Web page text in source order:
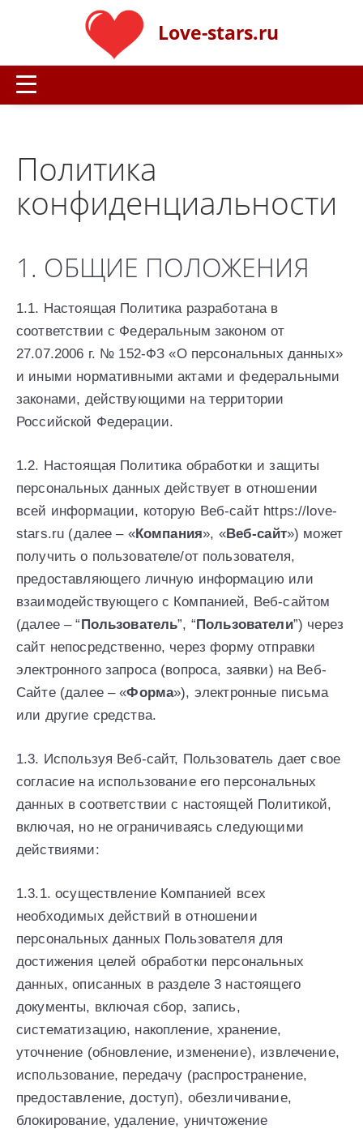
Love-stars.ru
Политика
конфиденциальности
1. ОБЩИЕ ПОЛОЖЕНИЯ
1.1. Настоящая Политика разработана в
соответствии с Федеральным законом от
27.07.2006 г. № 152-ФЗ «О персональных данных»
и иными нормативными актами и федеральными
законами, действующими на территории
Российской Федерации.
1.2. Настоящая Политика обработки и защиты
персональных данных действует в отношении
всей информации, которую Веб-сайт https://love-
stars.ru (далее – «Компания», «Веб-сайт») может
получить о пользователе/от пользователя,
предоставляющего личную информацию или
взаимодействующего с Компанией, Веб-сайтом
(далее – “Пользователь”, “Пользователи”) через
сайт непосредственно, через форму отправки
электронного запроса (вопроса, заявки) на Веб-
Сайте (далее – «Форма»), электронные письма
или другие средства.
1.3. Используя Веб-сайт, Пользователь дает свое
согласие на использование его персональных
данных в соответствии с настоящей Политикой,
включая, но не ограничиваясь следующими
действиями:
1.3.1. осуществление Компанией всех
необходимых действий в отношении
персональных данных Пользователя для
достижения целей обработки персональных
данных, описанных в разделе 3 настоящего
документы, включая сбор, запись,
систематизацию, накопление, хранение,
уточнение (обновление, изменение), извлечение,
использование, передачу (распространение,
предоставление, доступ), обезличивание,
блокирование, удаление, уничтожение